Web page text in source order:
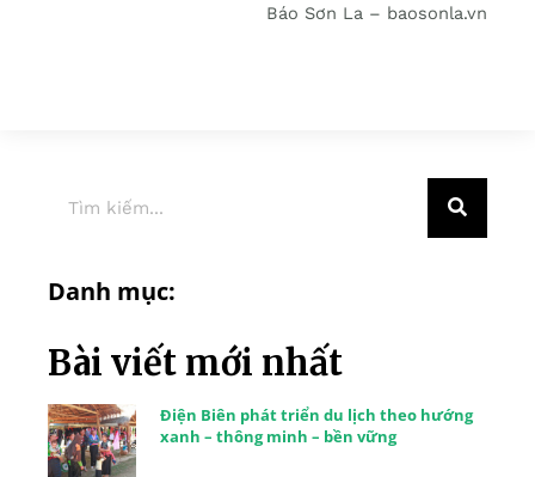
Báo Sơn La – baosonla.vn
Danh mục:
Bài viết mới nhất
Điện Biên phát triển du lịch theo hướng
xanh – thông minh – bền vững